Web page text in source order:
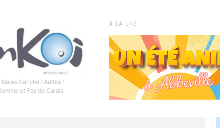
Canche / Authie /
et Pas de Calais
À LA UNE